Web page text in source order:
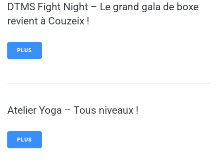
DTMS Fight Night – Le grand gala de boxe
revient à Couzeix !
PLUS
Atelier Yoga – Tous niveaux !
PLUS